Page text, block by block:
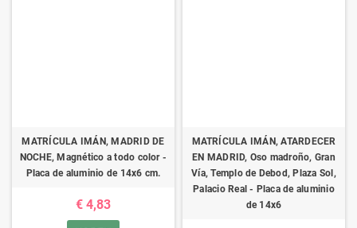
MATRÍCULA IMÁN, MADRID DE
NOCHE, Magnético a todo color -
Placa de aluminio de 14x6 cm.
€ 4,83
MATRÍCULA IMÁN, ATARDECER
EN MADRID, Oso madroño, Gran
Vía, Templo de Debod, Plaza Sol,
Palacio Real - Placa de aluminio
de 14x6